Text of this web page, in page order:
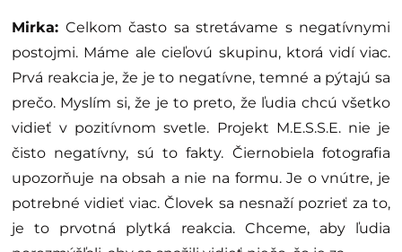
Mirka: Celkom často sa stretávame s negatívnymi
postojmi. Máme ale cieľovú skupinu, ktorá vidí viac.
Prvá reakcia je, že je to negatívne, temné a pýtajú sa
prečo. Myslím si, že je to preto, že ľudia chcú všetko
vidieť v pozitívnom svetle. Projekt M.E.S.S.E. nie je
čisto negatívny, sú to fakty. Čiernobiela fotografia
upozorňuje na obsah a nie na formu. Je o vnútre, je
potrebné vidieť viac. Človek sa nesnaží pozrieť za to,
je to prvotná plytká reakcia. Chceme, aby ľudia